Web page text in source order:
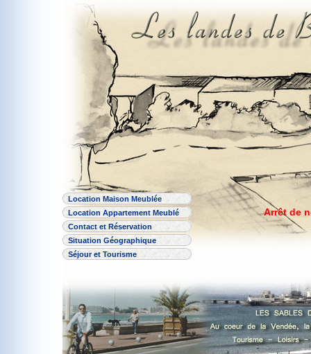
Arrêt de
Location Maison Meublée
Location Appartement Meublé
Contact et Réservation
Situation Géographique
Séjour et Tourisme